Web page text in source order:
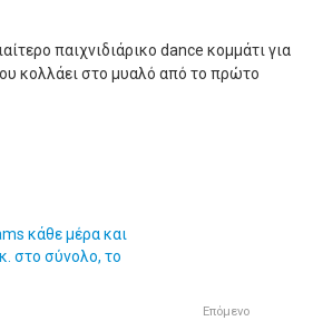
παιχνιδιάρικο dance κομμάτι για
κολλάει στο μυαλό από το πρώτο
κάθε μέρα και
στο σύνολο, το
Επόμενο